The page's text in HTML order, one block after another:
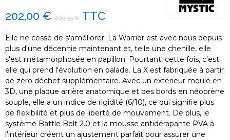
202,00 € 269,33 € TTC
Elle ne cesse de s'améliorer. La Warrior est avec nous depuis
plus d'une décennie maintenant et, telle une chenille, elle
s'est métamorphosée en papillon. Pourtant, cette fois, c'est
elle qui prend l'évolution en balade. La X est fabriquée à partir
de zéro déchet supplémentaire. Avec un extérieur moulé en
3D, une plaque arrière anatomique et des bords en néoprène
souple, elle a un indice de rigidité (6/10), ce qui signifie plus
de flexibilité et plus de liberté de mouvement. De plus, le
système Battle Belt 2.0 et la mousse antidérapante PVA à
l'intérieur créent un ajustement parfait pour assurer une